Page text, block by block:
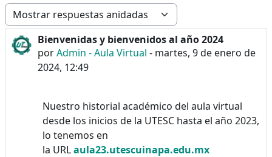
Modo de visualización
Bienvenidas y bienvenidos al año 2024
porAdmin - Aula Virtual - martes, 9 de enero de
2024, 12:49
Número de respuestas: 0
Nuestro historial académico del aula virtual
desde los inicios de la UTESC hasta el año 2023,
lo tenemos en
la URLaula23.utescuinapa.edu.mx